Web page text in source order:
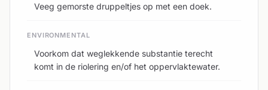
Veeg gemorste druppeltjes op met een doek.
ENVIRONMENTAL
Voorkom dat weglekkende substantie terecht
komt in de riolering en/of het oppervlaktewater.